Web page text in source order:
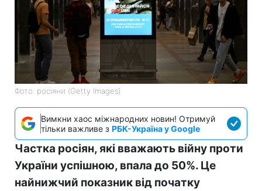
Фото: росіяни (Getty Images)
Вимкни хаос міжнародних новин! Отримуй
тільки важливе з РБК-Україна у Google
Частка росіян, які вважають війну проти
України успішною, впала до 50%. Це
найнижчий показник від початку